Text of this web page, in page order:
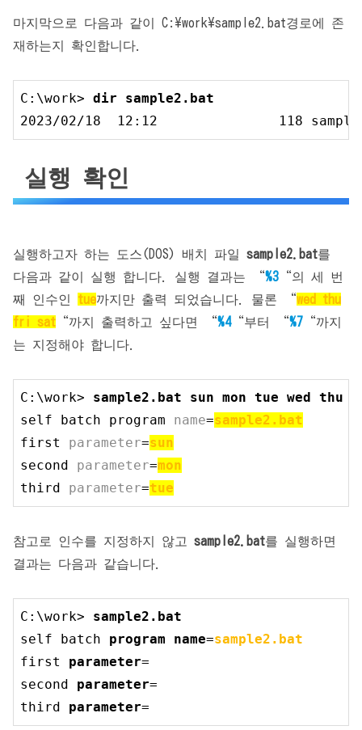
마지막으로 다음과 같이 C:\work\sample2.bat경로에 존
재하는지 확인합니다.
C:\work> dir sample2.bat
2023/02/18 12 : 12 118
실행 확인
실행하고자 하는 도스(DOS) 배치 파일 sample2.bat를
다음과 같이 실행 합니다. 실행 결과는 “%3 “의 세 번
째 인수인 tue까지만 출력 되었습니다. 물론 “wed thu
fri sat “까지 출력하고 싶다면 “%4“부터 “%7 “까지
는 지정해야 합니다.
C:\work> sample2.bat sun mon tue wed thu
self batch program name=sample2.bat
first parameter=
second parameter=
third parameter=tue
참고로 인수를 지정하지 않고 sample2.bat를 실행하면
결과는 다음과 같습니다.
C:\work> sample2.bat
self batch program name=sample2.bat
first parameter=
second parameter=
third parameter=